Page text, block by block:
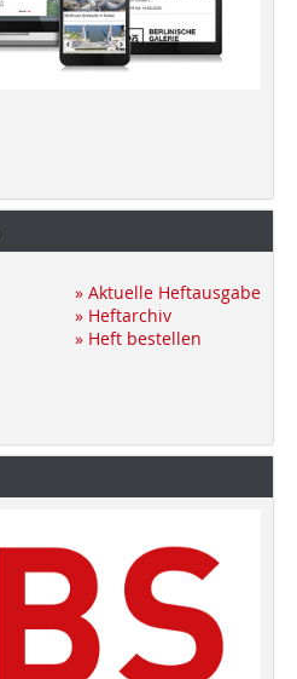
» Aktuelle Heftausgabe
» Heftarchiv
» Heft bestellen